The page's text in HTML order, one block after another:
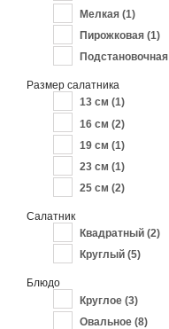
Мелкая (1)
Пирожковая (1)
Подстановочная
Размер салатника
13 см (1)
16 см (2)
19 см (1)
23 см (1)
25 см (2)
Салатник
Квадратный (2)
Круглый (5)
Блюдо
Круглое (3)
Овальное (8)